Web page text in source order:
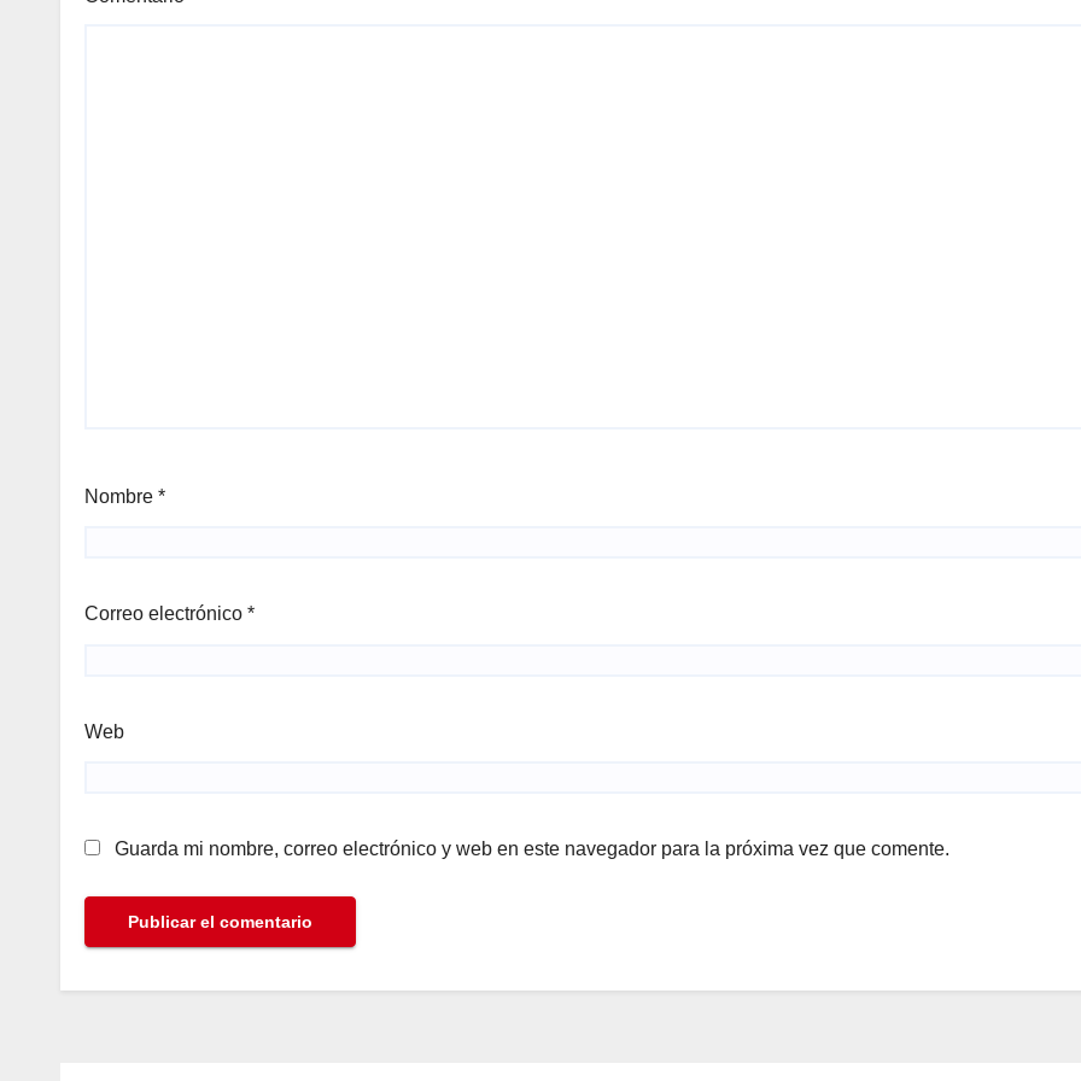
Nombre *
Correo electrónico *
Web
Guarda mi nombre, correo electrónico y web en este navegador para la próxima vez que comente.